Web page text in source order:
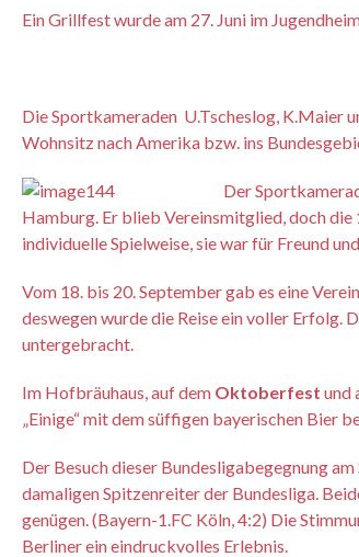
Ein Grillfest wurde am 27. Juni im
Die Sportkameraden U.Tscheslog, K.Maier
Wohnsitz nach Amerika bzw. ins
Der
Hamburg. Er blieb Vereinsmitglied, doch
individuelle Spielweise, sie war für Freund
Vom 18. bis 20. September gab es eine
deswegen wurde die Reise ein voller Erfolg.
untergebracht.
Im Hofbräuhaus, auf dem Oktoberfest und
„Einige“ mit dem süffigen bayerischen Bier
Der Besuch dieser Bundesligabegegnung
damaligen Spitzenreiter der Bundesliga.
genügen. (Bayern-1.FC Köln, 4:2) Die
Berliner ein eindruckvolles Erlebnis.